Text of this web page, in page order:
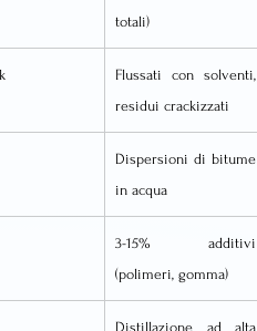
totali)
Flussati con solventi,
residui crackizzati
Dispersioni di bitume
in acqua
3-15% additivi
(polimeri, gomma)
Distillazione ad alta